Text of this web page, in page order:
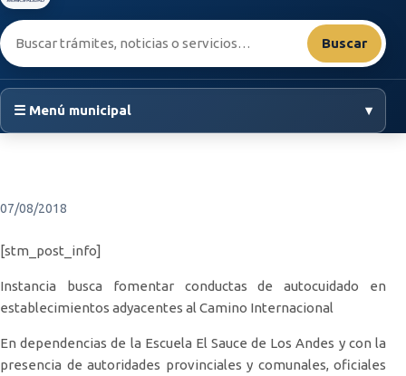
Buscar:
Buscar
☰ Menú municipal ▾
07/08/2018
[stm_post_info]
Instancia busca fomentar conductas de autocuidado en
establecimientos adyacentes al Camino Internacional
En dependencias de la Escuela El Sauce de Los Andes y con la
presencia de autoridades provinciales y comunales, oficiales